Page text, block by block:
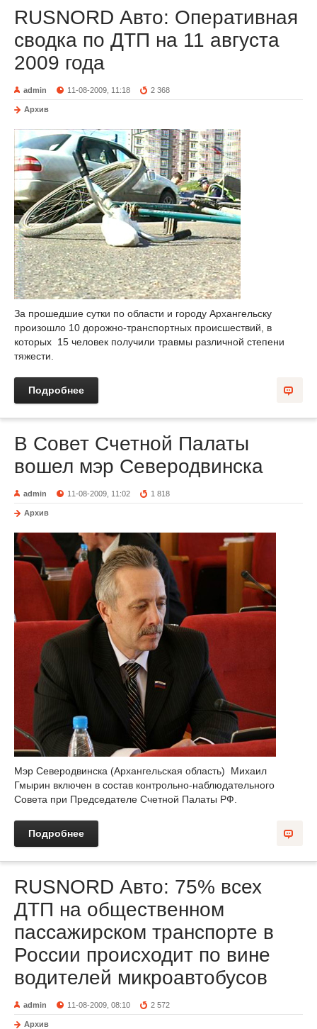
RUSNORD Авто: Оперативная
сводка по ДТП на 11 августа
2009 года
admin 11-08-2009, 11:18 2 368
Архив
За прошедшие сутки по области и городу Архангельску
произошло 10 дорожно-транспортных происшествий, в
которых 15 человек получили травмы различной степени
тяжести.
Подробнее
В Совет Счетной Палаты
вошел мэр Северодвинска
admin 11-08-2009, 11:02 1 818
Архив
Мэр Северодвинска (Архангельская область) Михаил
Гмырин включен в состав контрольно-наблюдательного
Совета при Председателе Счетной Палаты РФ.
Подробнее
RUSNORD Авто: 75% всех
ДТП на общественном
пассажирском транспорте в
России происходит по вине
водителей микроавтобусов
admin 11-08-2009, 08:10 2 572
Архив